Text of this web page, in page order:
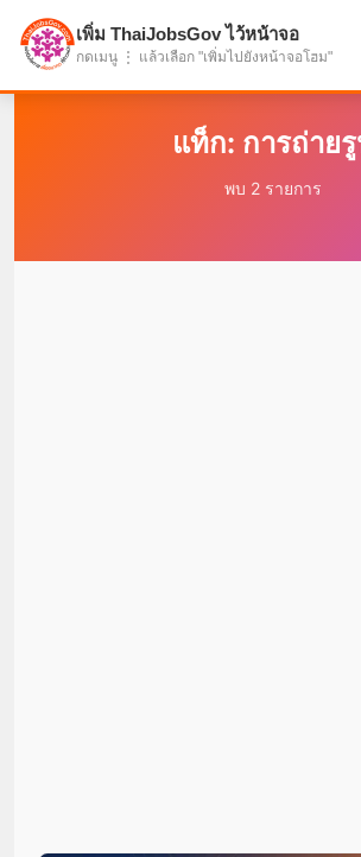
แบ่งปันโอกาส เพื่ออนาคตที่ก้าวหน้า
แท็ก: การถ่ายรู
พบ 2 รายการ
เพิ่ม ThaiJobsGov ไว้หน้าจอ
กดเมนู ⋮ แล้วเลือก "เพิ่มไปยังหน้าจอโฮม"